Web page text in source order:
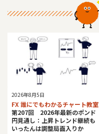
2026年8月5日
FX 誰にでもわかるチャート教室
第207回 2026年最新のポンド
円見通し：上昇トレンド継続も
いったんは調整局面入りか